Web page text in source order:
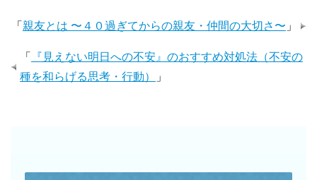
「 親友とは 〜４０過ぎてからの親友・仲間の大切さ〜 」
「
『見えない明日への不安』のおすすめ対処法（不安の
種を和らげる思考・行動）
」